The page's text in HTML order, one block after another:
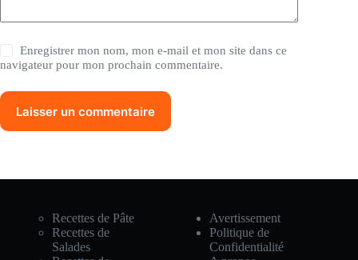
Enregistrer mon nom, mon e-mail et mon site dans ce
navigateur pour mon prochain commentaire.
Laisser un commentaire
Recettes de Pâte
Recettes de
Salades
Avertissement
Politique de
Confidentialité